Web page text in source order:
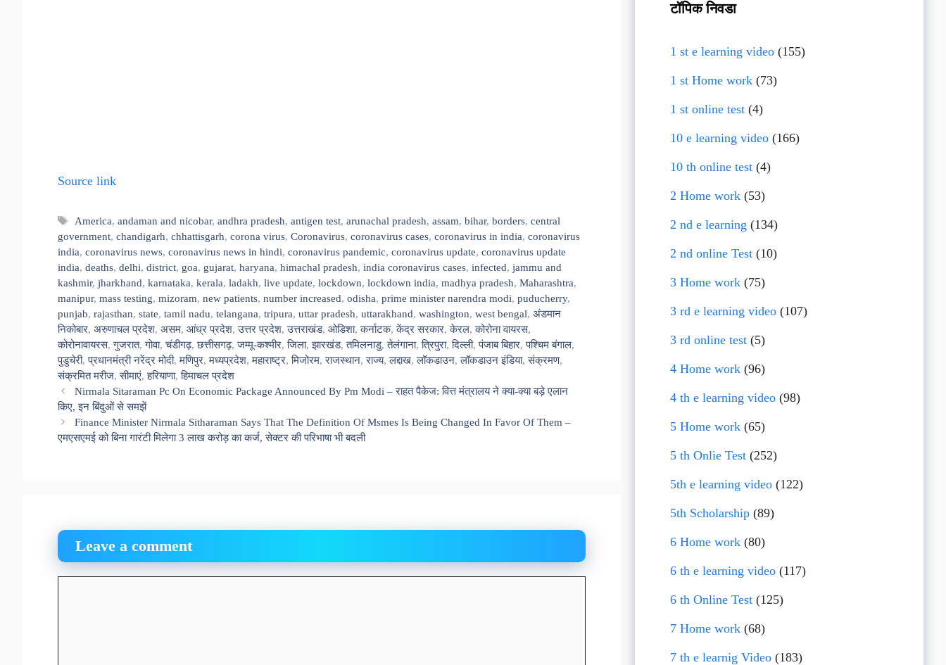
Source link
Tags
America,andaman and nicobar,andhra pradesh,antigen test,arunachal pradesh,assam,bihar,borders,central
government, chandigarh, chhattisgarh, corona virus, Coronavirus, coronavirus cases, coronavirus in india, coronavirus
india, coronavirus news, coronavirus news in hindi, coronavirus pandemic, coronavirus update, coronavirus update
india, deaths, delhi, district, goa, gujarat, haryana, himachal pradesh, india coronavirus cases, infected, jammu and
kashmir, jharkhand, karnataka, kerala, ladakh, live update, lockdown, lockdown india, madhya pradesh, Maharashtra,
manipur, mass testing, mizoram, new patients, number increased, odisha, prime minister narendra modi, puducherry,
punjab, rajasthan, state, tamil nadu, telangana, tripura, uttar pradesh, uttarakhand, washington, west bengal, अंडमान
निकोबार, अरुणाचल प्रदेश, असम, आंध्र प्रदेश,उत्तर प्रदेश,उत्तराखंड, ओडिशा,कर्नाटक,केंद्र सरकार,केरल,कोरोना वायरस,
कोरोनावायरस,गुजरात,गोवा,चंडीगढ़,छत्तीसगढ़,जम्मू-कश्मीर,जिला,झारखंड,तमिलनाडु,तेलंगाना,त्रिपुरा,दिल्ली,पंजाब बिहार,पश्चिम बंगाल,
पुडुचेरी,प्रधानमंत्री नरेंद्र मोदी,मणिपुर,मध्यप्रदेश,महाराष्ट्र,मिजोरम,राजस्थान,राज्य,लद्दाख,लॉकडाउन,लॉकडाउन इंडिया,संक्रमण,
संक्रमित मरीज,सीमाएं,हरियाणा,हिमाचल प्रदेश
Nirmala Sitaraman Pc On Economic Package Announced By Pm Modi – राहत पैकेज: वित्त मंत्रालय ने क्या-क्या बड़े एलान
किए, इन बिंदुओं से समझें
Finance Minister Nirmala Sitharaman Says That The Definition Of Msmes Is Being Changed In Favor Of Them –
एमएसएमई को बिना गारंटी मिलेगा 3 लाख करोड़ का कर्ज, सेक्टर की परिभाषा भी बदली
Leave a comment
टॉपिक निवडा
1 st e learning video (155)
1 st Home work (73)
1 st online test (4)
10 e learning video (166)
10 th online test (4)
2 Home work (53)
2 nd e learning (134)
2 nd online Test (10)
3 Home work (75)
3 rd e learning video (107)
3 rd online test (5)
4 Home work (96)
4 th e learning video (98)
5 Home work (65)
5 th Onlie Test (252)
5th e learning video (122)
5th Scholarship (89)
6 Home work (80)
6 th e learning video (117)
6 th Online Test (125)
7 Home work (68)
7 th e learnig Video (183)